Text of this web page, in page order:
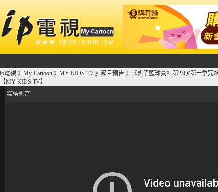
ip電視 》 My-Cartoon 》 MY KIDS TV 》 節目預告 》
《影子籃球員》第25Q(第一季
【MY KIDS TV】
精選影音